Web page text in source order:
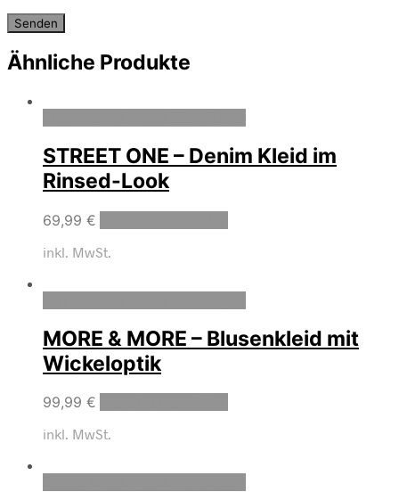
Ähnliche Produkte
STREET ONE – Denim Kleid im
Rinsed-Look
69,99 €
inkl. MwSt.
MORE & MORE – Blusenkleid mit
Wickeloptik
99,99 €
inkl. MwSt.